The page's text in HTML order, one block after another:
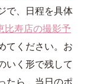
で、日程を具体
比寿店の撮影予
てください。お
いく形で残して